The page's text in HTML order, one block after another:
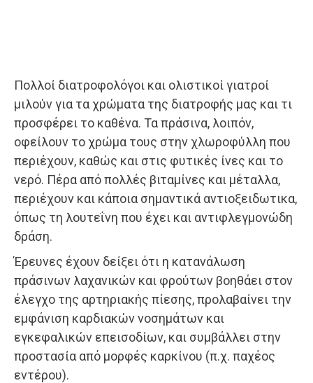
Πολλοί διατροφολόγοι και ολιστικοί γιατροί
μιλούν για τα χρώματα της διατροφής μας και τι
προσφέρει το καθένα. Τα πράσινα, λοιπόν,
οφείλουν το χρώμα τους στην χλωροφύλλη που
περιέχουν, καθώς και στις φυτικές ίνες και το
νερό. Πέρα από πολλές βιταμίνες και μέταλλα,
περιέχουν και κάποια σημαντικά αντιοξειδωτικα,
όπως τη λουτεΐνη που έχει και αντιφλεγμονώδη
δράση.
Έρευνες έχουν δείξει ότι η κατανάλωση
πράσινων λαχανικών και φρούτων βοηθάει στον
έλεγχο της αρτηριακής πίεσης, προλαβαίνει την
εμφάνιση καρδιακών νοσημάτων και
εγκεφαλικών επεισοδίων, και συμβάλλει στην
προστασία από μορφές καρκίνου (π.χ. παχέος
εντέρου).